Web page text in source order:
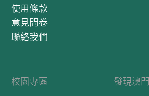
使用條款
意見問卷
聯絡我們
校園專區
發現澳門